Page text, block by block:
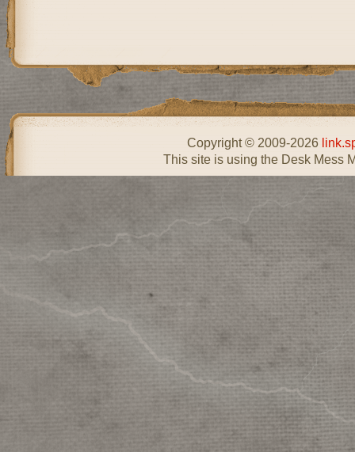
Copyright © 2009-2026
This site is using the Desk Mess